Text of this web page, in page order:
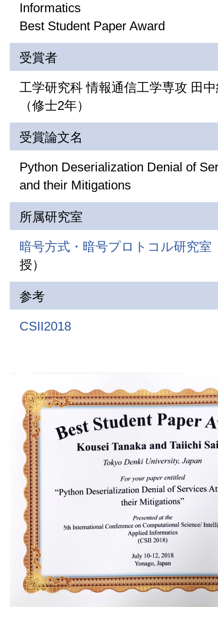
Informatics
Best Student Paper Award
受賞者
工学研究科 情報通信工学専攻 田
（修士2年）
受賞論文名
Python Deserialization Denial of
and their Mitigations
所属研究室
暗号方式・暗号プロトコル研究室
授）
参考
CSII2018